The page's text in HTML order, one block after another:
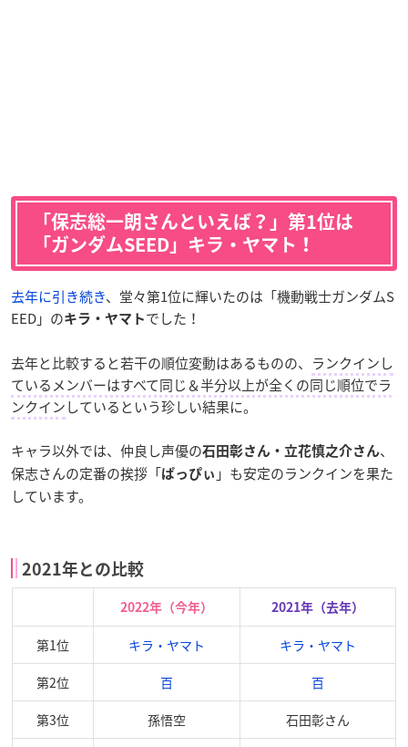
「保志総一朗さんといえば？」第1位は
「ガンダムSEED」キラ・ヤマト！
去年に引き続き、堂々第1位に輝いたのは「機動戦士ガンダムS
EED」のキラ・ヤマト でした！
去年と比較すると若干の順位変動はあるものの、 ランクインし
ているメンバーはすべて同じ＆半分以上が全くの同じ順位でラ
ンクインしているという珍しい結果に。
キャラ以外では、仲良し声優の石田彰さん・立花慎之介さん、
保志さんの定番の挨拶「ぱっぴぃ 」も安定のランクインを果た
しています。
2021年との比較
2022年（今年） 2021年（去年）
第1位 キラ・ヤマト キラ・ヤマト
第2位 百 百
第3位 孫悟空 石田彰さん